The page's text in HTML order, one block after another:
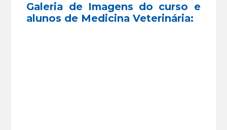
Galeria de Imagens do curso e
alunos de Medicina Veterinária: